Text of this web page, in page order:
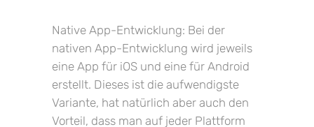
Native App-Entwicklung: Bei der
nativen App-Entwicklung wird jeweils
eine App für iOS und eine für Android
erstellt. Dieses ist die aufwendigste
Variante, hat natürlich aber auch den
Vorteil, dass man auf jeder Plattform